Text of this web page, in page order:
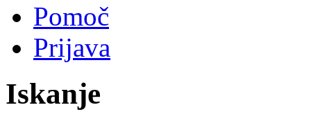
Pomoč
Prijava
Iskanje